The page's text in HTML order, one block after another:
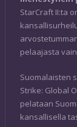
StarCraft II:ta
pelaajasta
Suomalaisten
Strike: Global
pelataan
kansallisella